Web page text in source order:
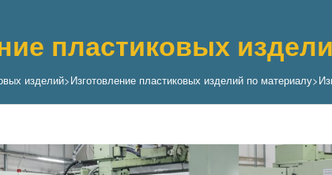
пластиковых
изделий>Изготовление пластиковых изделий по материалу>